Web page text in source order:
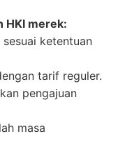
HKI merek:
ketentuan
tarif reguler.
pengajuan
masa